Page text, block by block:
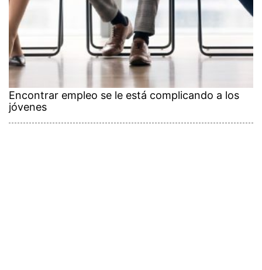
Encontrar empleo se le está complicando a los
jóvenes